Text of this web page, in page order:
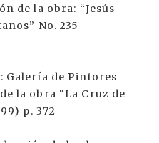
de la obra: “Jesús
No. 235
Galería de Pintores
la obra “La Cruz de
p. 372